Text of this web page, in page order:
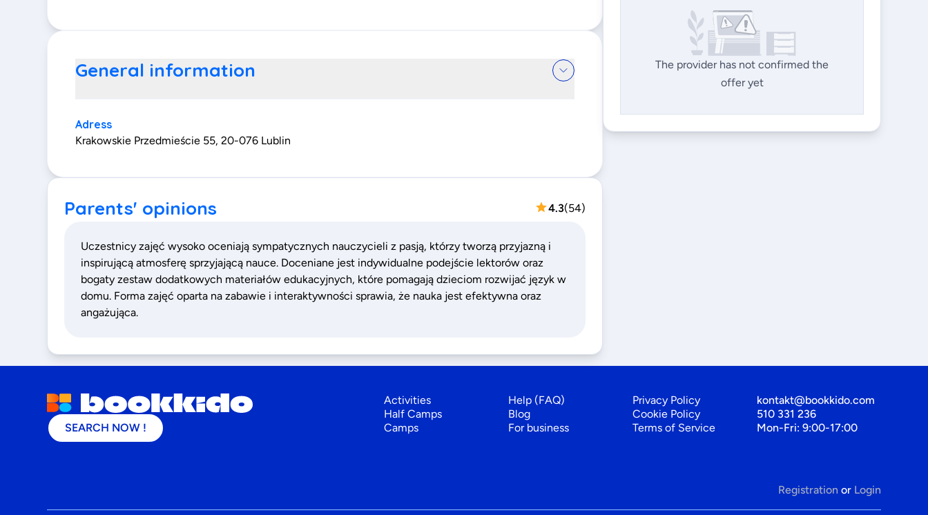
General information
Adress
Krakowskie Przedmieście 55, 20-076 Lublin
Parents' opinions 4.3(54)
Uczestnicy zajęć wysoko oceniają sympatycznych nauczycieli z pasją, którzy tworzą przyjazną i
inspirującą atmosferę sprzyjającą nauce. Doceniane jest indywidualne podejście lektorów oraz
bogaty zestaw dodatkowych materiałów edukacyjnych, które pomagają dzieciom rozwijać język w
domu. Forma zajęć oparta na zabawie i interaktywności sprawia, że nauka jest efektywna oraz
angażująca.
The provider has not confirmed the
offer yet
SEARCH NOW !
Activities
Half Camps
Camps
Help (FAQ)
Blog
For business
Privacy Policy
Cookie Policy
Terms of Service
kontakt@bookkido.com
510 331 236
Mon-Fri: 9:00-17:00
Registration or Login